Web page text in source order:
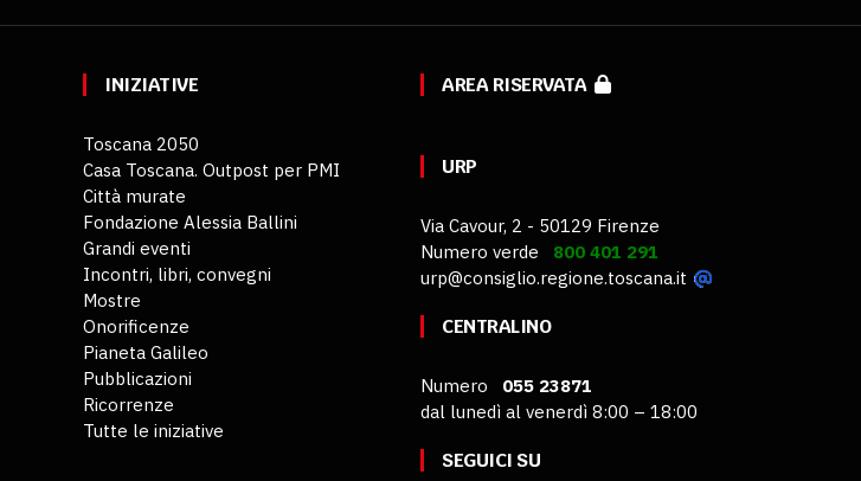
INIZIATIVE
Toscana 2050
Casa Toscana. Outpost per PMI
Città murate
Fondazione Alessia Ballini
Grandi eventi
Incontri, libri, convegni
Mostre
Onorificenze
Pianeta Galileo
Pubblicazioni
Ricorrenze
Tutte le iniziative
AREA RISERVATA
URP
Via Cavour, 2 - 50129 Firenze
Numero verde 800 401 291
urp@consiglio.regione.toscana.it
CENTRALINO
Numero 055 23871
dal lunedì al venerdì 8:00 – 18:00
SEGUICI SU